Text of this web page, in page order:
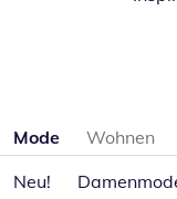
Produktkategorien
Mode Wohnen
Neu!